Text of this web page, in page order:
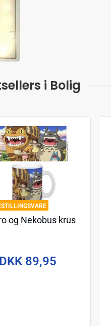
i Bolig
og Nekobus krus
DKK 89,95